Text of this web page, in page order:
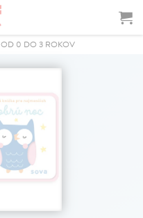
OD 0 DO 3 ROKOV